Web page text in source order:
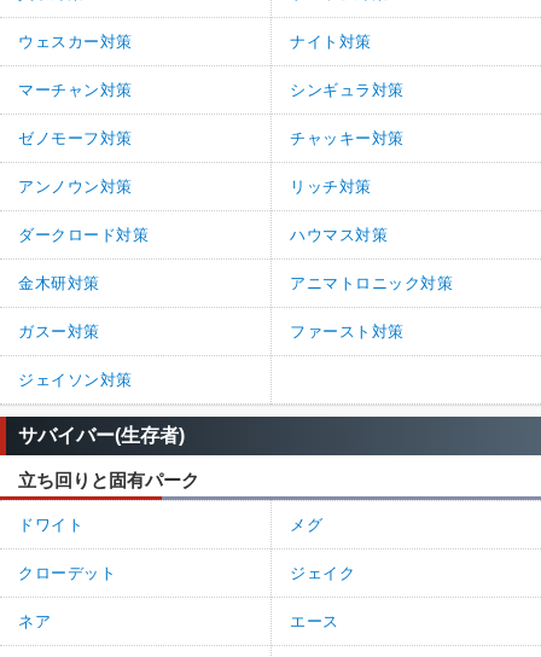
ウェスカー対策 ナイト対策
マーチャン対策 シンギュラ対策
ゼノモーフ対策 チャッキー対策
アンノウン対策 リッチ対策
ダークロード対策 ハウマス対策
金木研対策 アニマトロニック対策
ガスー対策 ファースト対策
ジェイソン対策
サバイバー(生存者)
立ち回りと固有パーク
ドワイト メグ
クローデット ジェイク
ネア エース